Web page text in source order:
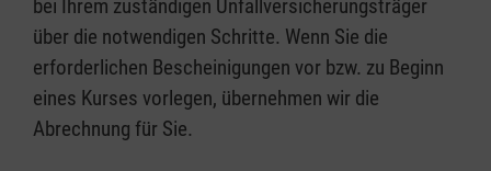
bei Ihrem zuständigen Unfallversicherungsträger
über die notwendigen Schritte. Wenn Sie die
erforderlichen Bescheinigungen vor bzw. zu Beginn
eines Kurses vorlegen, übernehmen wir die
Abrechnung für Sie.